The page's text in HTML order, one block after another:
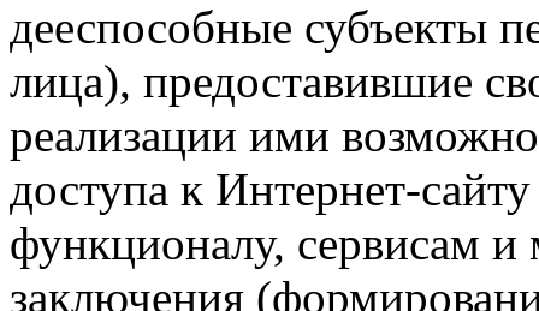
дееспособные субъекты
лица), предоставившие
реализации ими
доступа к Интернет-
функционалу, сервисам и
заключения